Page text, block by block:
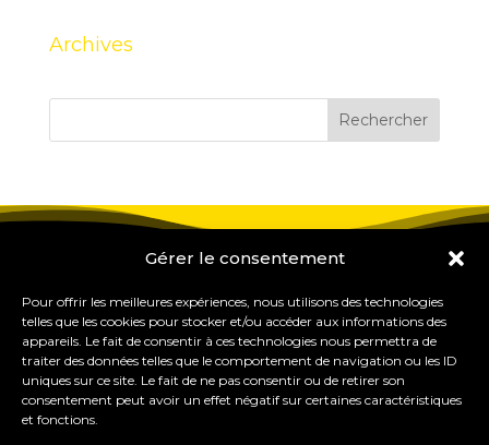
Gérer le consentement
Pour offrir les meilleures expériences, nous utilisons des technologies
telles que les cookies pour stocker et/ou accéder aux informations des
appareils. Le fait de consentir à ces technologies nous permettra de
traiter des données telles que le comportement de navigation ou les ID
uniques sur ce site. Le fait de ne pas consentir ou de retirer son
consentement peut avoir un effet négatif sur certaines caractéristiques
et fonctions.
Archives